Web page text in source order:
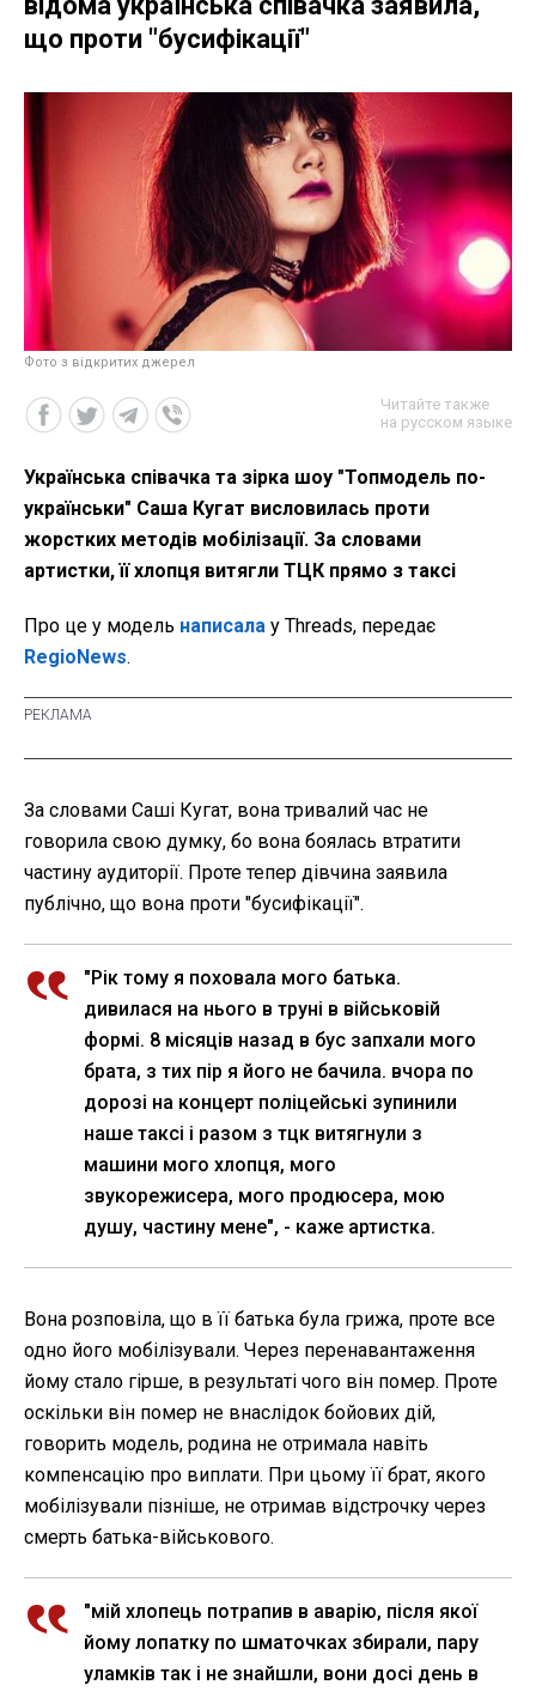
що проти "бусифікації"
Фото з відкритих джерел
Читайте также
на русском языке
Українська співачка та зірка шоу "Топмодель по-
українськи" Саша Кугат висловилась проти
жорстких методів мобілізації. За словами
артистки, її хлопця витягли ТЦК прямо з таксі
Про це у модель написала у Threads, передає
RegioNews.
За словами Саші Кугат, вона тривалий час не
говорила свою думку, бо вона боялась втратити
частину аудиторії. Проте тепер дівчина заявила
публічно, що вона проти "бусифікації".
"Рік тому я поховала мого батька.
дивилася на нього в труні в військовій
формі. 8 місяців назад в бус запхали мого
брата, з тих пір я його не бачила. вчора по
дорозі на концерт поліцейські зупинили
наше таксі і разом з тцк витягнули з
машини мого хлопця, мого
звукорежисера, мого продюсера, мою
душу, частину мене", - каже артистка.
Вона розповіла, що в її батька була грижа, проте все
одно його мобілізували. Через перенавантаження
йому стало гірше, в результаті чого він помер. Проте
оскільки він помер не внаслідок бойових дій,
говорить модель, родина не отримала навіть
компенсацію про виплати. При цьому її брат, якого
мобілізували пізніше, не отримав відстрочку через
смерть батька-військового.
"мій хлопець потрапив в аварію, після якої
йому лопатку по шматочках збирали, пару
уламків так і не знайшли, вони досі день в